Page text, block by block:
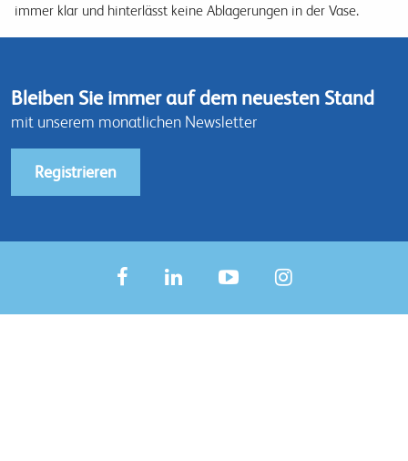
immer klar und hinterlässt keine Ablagerungen in der Vase.
Bleiben Sie immer auf dem neuesten Stand
mit unserem monatlichen Newsletter
Registrieren